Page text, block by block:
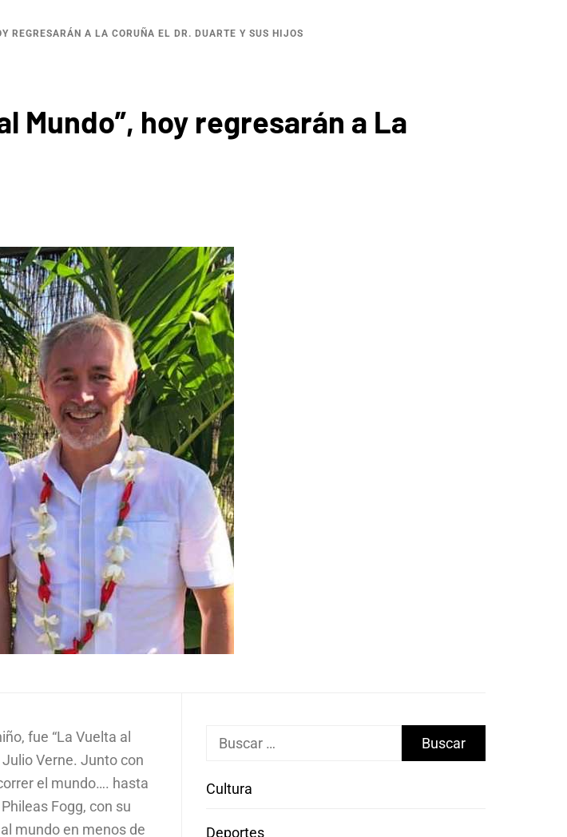
REGRESARÁN A LA CORUÑA EL DR. DUARTE Y SUS HIJOS
Mundo”, hoy regresarán a La
fue “La Vuelta al
Verne. Junto con
el mundo…. hasta
Fogg, con su
mundo en menos de
Buscar:
Cultura
Deportes